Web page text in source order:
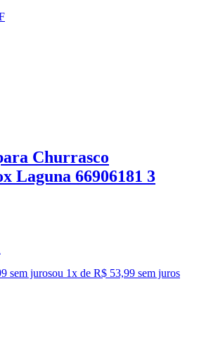
Churrasco
Laguna 66906181 3
sem jurosou 1x de R$ 53,99 sem juros